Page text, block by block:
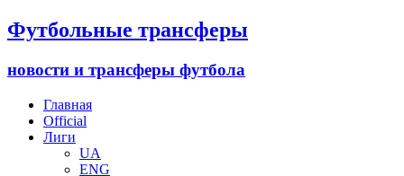
Футбольные трансферы
новости и трансферы футбола
Главная
Official
Лиги
UA
ENG